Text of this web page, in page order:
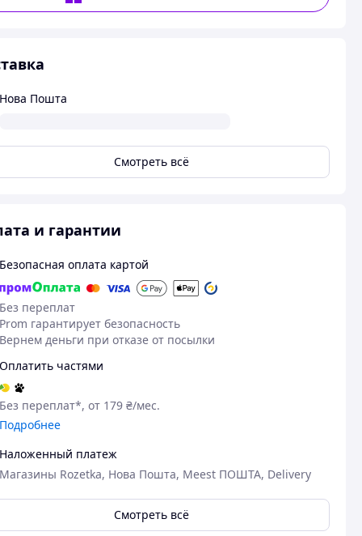
Нова Пошта
Смотреть всё
и гарантии
Безопасная оплата картой
Без переплат
Prom гарантирует безопасность
Вернем деньги при отказе от посылки
Оплатить частями
Без переплат*, от 179 ₴/мес.
Подробнее
Наложенный платеж
Магазины Rozetka, Нова Пошта, Meest ПОШТА, Delivery
Смотреть всё